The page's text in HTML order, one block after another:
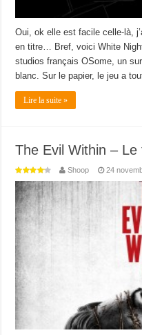
Oui, ok elle est facile celle-là,
en titre… Bref, voici White
studios français OSome, un
blanc. Sur le papier, le jeu a
Lire la suite »
The Evil Within – Le
Shoop 24